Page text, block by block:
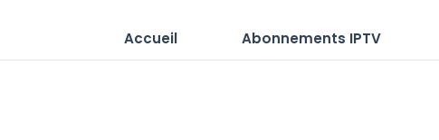
Accueil Abonnements IPTV